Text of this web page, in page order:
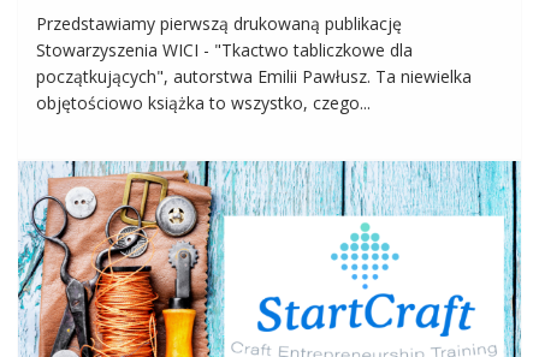
Przedstawiamy pierwszą drukowaną publikację
Stowarzyszenia WICI - "Tkactwo tabliczkowe dla
początkujących", autorstwa Emilii Pawłusz. Ta niewielka
objętościowo książka to wszystko, czego...